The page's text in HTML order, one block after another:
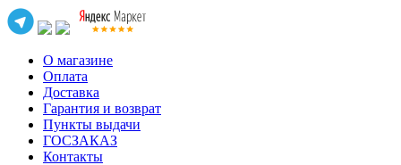
О магазине
Оплата
Доставка
Гарантия и возврат
Пункты выдачи
ГОСЗАКАЗ
Контакты